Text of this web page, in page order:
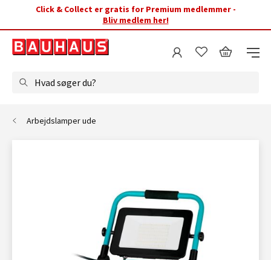
Click & Collect er gratis for Premium medlemmer -
Bliv medlem her!
Hvad søger du?
Arbejdslamper ude